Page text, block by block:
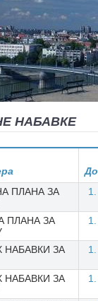
НАБАВКЕ
ПЛАНА ЗА
ПЛАНА ЗА
НАБАВКИ ЗА
НАБАВКИ ЗА